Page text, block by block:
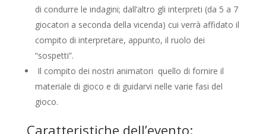
di condurre le indagini; dall’altro gli interpreti (da 5 a 7
giocatori a seconda della vicenda) cui verrà affidato il
compito di interpretare, appunto, il ruolo dei
“sospetti”.
Il compito dei nostri animatori quello di fornire il
materiale di gioco e di guidarvi nelle varie fasi del
gioco.
Caratteristiche dell’evento: